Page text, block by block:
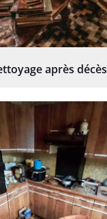
après décès